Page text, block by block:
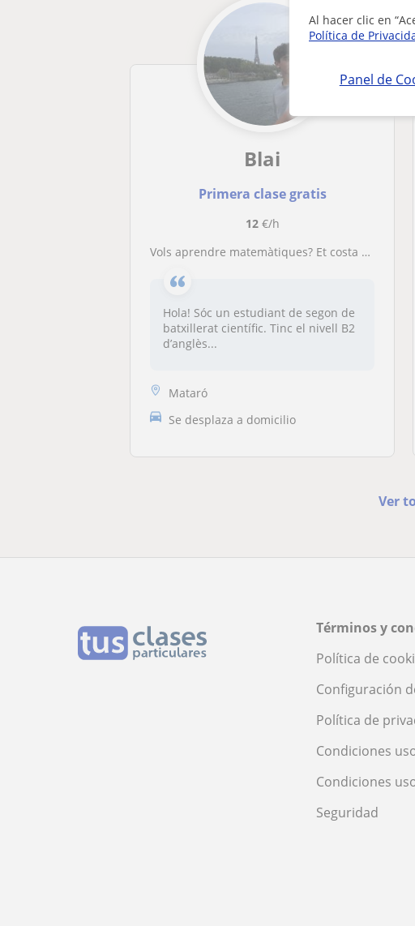
Al hacer clic en
Política de
Panel de
Blai
Primera clase gratis
12€/h
Vols aprendre matemàtiques? Et costa aprovar matèries de l’àmbit científic? Faig classes particulars
Hola! Sóc un estudiant de segon de
batxillerat científic. Tinc el nivell B2
d’anglès...
Mataró
Se desplaza a domicilio
Ver
Términos y
Política de
Configuración
Política de
Condiciones
Condiciones
Seguridad